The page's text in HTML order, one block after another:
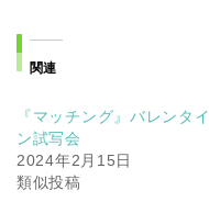
関連
『マッチング』バレンタイ
ン試写会
2024年2月15日
類似投稿